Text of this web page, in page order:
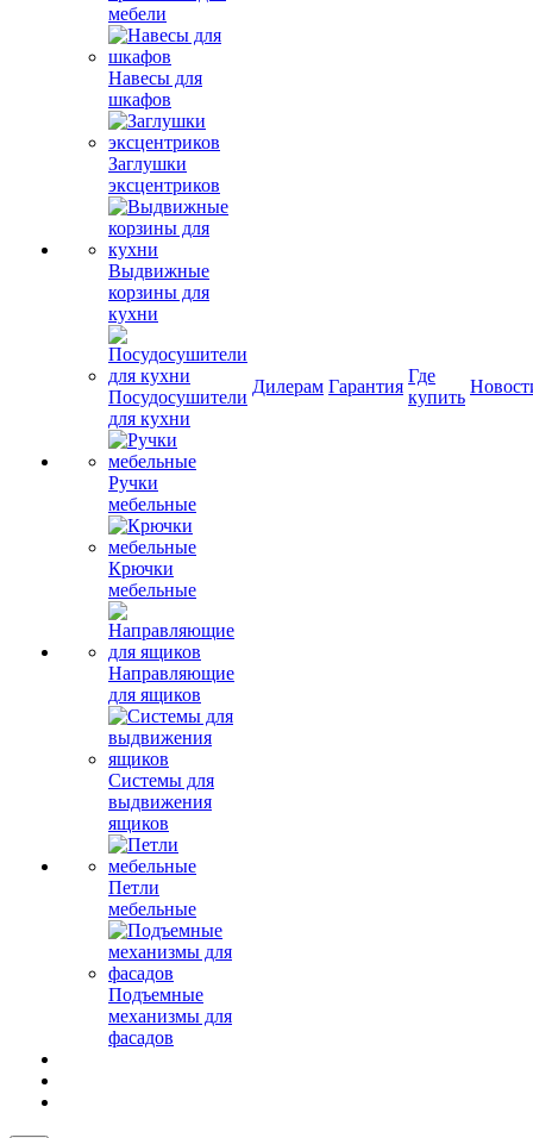
мебели
Навесы для
шкафов
Заглушки
эксцентриков
Выдвижные
корзины для
кухни
Посудосушители
для кухни
Ручки
мебельные
Крючки
мебельные
Направляющие
для ящиков
Системы для
выдвижения
ящиков
Петли
мебельные
Подъемные
механизмы для
фасадов
Дилерам Гарантия
Где
купить